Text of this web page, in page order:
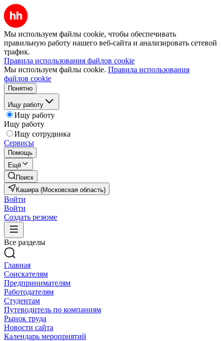
Мы используем файлы cookie, чтобы обеспечивать
правильную работу нашего веб-сайта и анализировать сетевой
трафик.
Правила использования файлов cookie
Мы используем файлы cookie. Правила использования
файлов cookie
Понятно
Ищу работу
Ищу работу
Ищу работу
Ищу сотрудника
Сервисы
Помощь
Ещё
Поиск
Кашира (Московская область)
Войти
Войти
Создать резюме
Все разделы
Главная
Соискателям
Предпринимателям
Работодателям
Студентам
Путеводитель по компаниям
Рынок труда
Новости сайта
Календарь мероприятий